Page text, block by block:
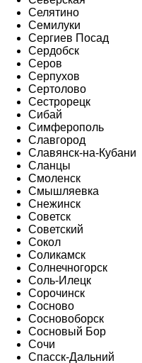
Селятино
Семилуки
Сергиев Посад
Сердобск
Серов
Серпухов
Сертолово
Сестрорецк
Сибай
Симферополь
Славгород
Славянск-на-Кубани
Сланцы
Смоленск
Смышляевка
Снежинск
Советск
Советский
Сокол
Соликамск
Солнечногорск
Соль-Илецк
Сорочинск
Сосново
Сосновоборск
Сосновый Бор
Сочи
Спасск-Дальний